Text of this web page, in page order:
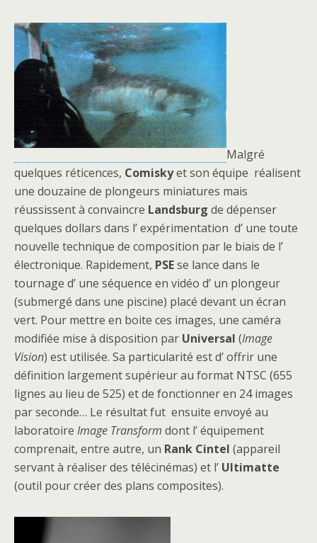
Malgré
quelques réticences, Comiskyet son équipe réalisent
une douzaine de plongeurs miniatures mais
réussissent à convaincre Landsburg de dépenser
quelques dollars dans l’ expérimentation d’ une toute
nouvelle technique de composition par le biais de l’
électronique. Rapidement, PSEse lance dans le
tournage d’ une séquence en vidéo d’ un plongeur
(submergé dans une piscine) placé devant un écran
vert. Pour mettre en boite ces images, une caméra
modifiée mise à disposition par Universal (Image
Vision) est utilisée. Sa particularité est d’ offrir une
définition largement supérieur au format NTSC (655
lignes au lieu de 525) et de fonctionner en 24 images
par seconde… Le résultat fut ensuite envoyé au
laboratoire Image Transform dont l’ équipement
comprenait, entre autre, un Rank Cintel (appareil
servant à réaliser des télécinémas) et l’ Ultimatte
(outil pour créer des plans composites).